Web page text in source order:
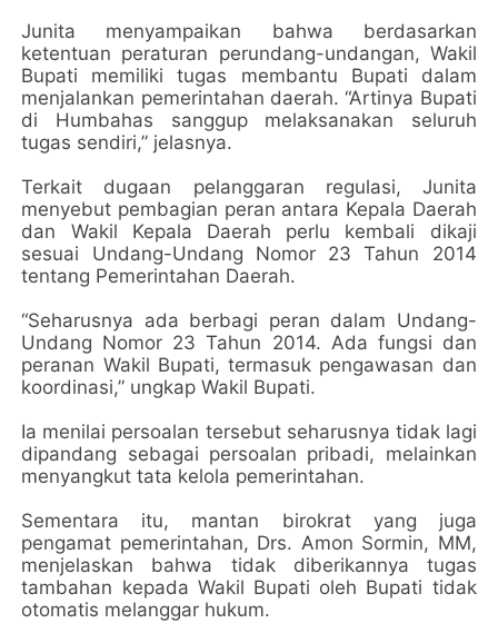
Junita menyampaikan bahwa berdasarkan
ketentuan peraturan perundang-undangan, Wakil
Bupati memiliki tugas membantu Bupati dalam
menjalankan pemerintahan daerah. “Artinya Bupati
di Humbahas sanggup melaksanakan seluruh
tugas sendiri,” jelasnya.
Terkait dugaan pelanggaran regulasi, Junita
menyebut pembagian peran antara Kepala Daerah
dan Wakil Kepala Daerah perlu kembali dikaji
sesuai Undang-Undang Nomor 23 Tahun 2014
tentang Pemerintahan Daerah.
“Seharusnya ada berbagi peran dalam Undang-
Undang Nomor 23 Tahun 2014. Ada fungsi dan
peranan Wakil Bupati, termasuk pengawasan dan
koordinasi,” ungkap Wakil Bupati.
Ia menilai persoalan tersebut seharusnya tidak lagi
dipandang sebagai persoalan pribadi, melainkan
menyangkut tata kelola pemerintahan.
Sementara itu, mantan birokrat yang juga
pengamat pemerintahan, Drs. Amon Sormin, MM,
menjelaskan bahwa tidak diberikannya tugas
tambahan kepada Wakil Bupati oleh Bupati tidak
otomatis melanggar hukum.